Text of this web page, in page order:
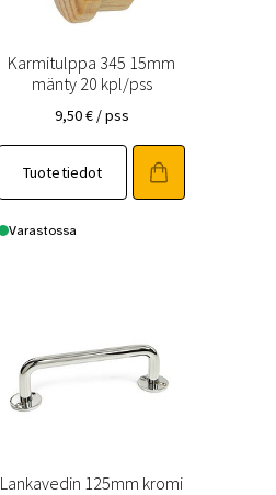
Karmitulppa 345 15mm
mänty 20 kpl/pss
9,50€ / pss
Tuotetiedot
Varastossa
Lankavedin 125mm kromi